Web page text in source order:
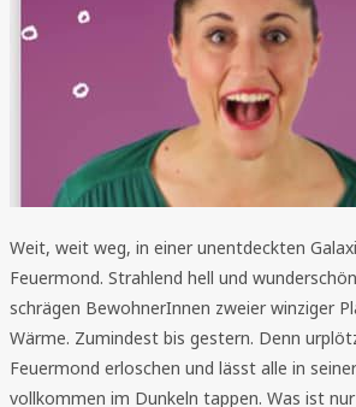
Weit, weit weg, in einer unentdeckten
Feuermond. Strahlend hell und
schrägen BewohnerInnen zweier winziger
Wärme. Zumindest bis gestern. Denn
Feuermond erloschen und lässt alle in
vollkommen im Dunkeln tappen. Was ist